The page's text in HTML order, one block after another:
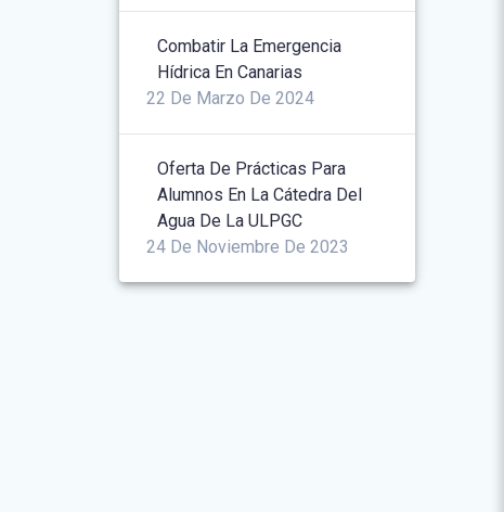
Combatir La Emergencia
Hídrica En Canarias
22 De Marzo De 2024
Oferta De Prácticas Para
Alumnos En La Cátedra Del
Agua De La ULPGC
24 De Noviembre De 2023